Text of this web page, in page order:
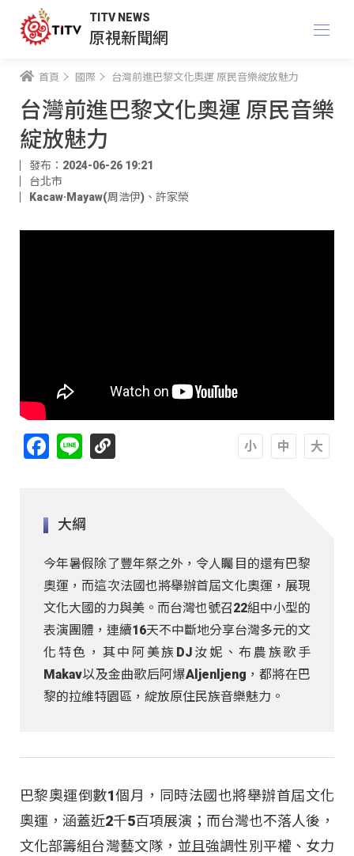
TITV NEWS
原視新聞網
首頁 國際 台灣前進巴黎文化奧運 原民音樂綻放魅力
台灣前進巴黎文化奧運 原民音樂
綻放魅力
發布：2024-06-26 19:21
台北市
Kacaw·Mayaw(周浩伊) 、 許家榮
Facebook
Line
大綱
今年暑假除了豐年祭之外，令人矚目的還有巴黎
奧運，而這次法國也將舉辦首屆文化奧運，展現
文化大國的力與美。而台灣也號召22組中小型的
表演團體，連續16天不中斷地分享台灣多元的文
化特色，其中阿美族DJ汝妮、布農族歌手
Makav以及金曲歌后阿爆Aljenljeng，都將在巴
黎的拉維特園區，綻放原住民族音樂魅力。
巴黎奧運倒數1個月，同時法國也將舉辦首屆文化
奧運，涵蓋近2千5百項展演；而台灣也不落人後，
文化部籌組台灣藝文隊，並且強調性別平權、女力